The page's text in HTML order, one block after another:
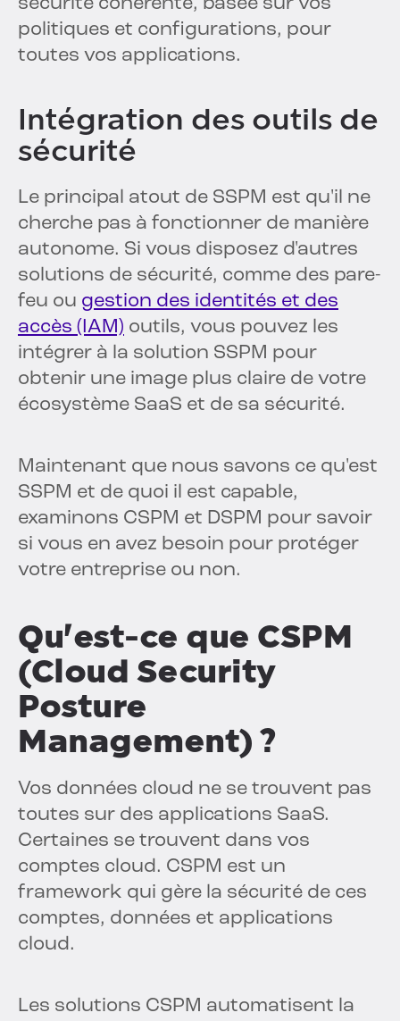
sécurité cohérente, basée sur vos
politiques et configurations, pour
toutes vos applications.
Intégration des outils de
sécurité
Le principal atout de SSPM est qu'il ne
cherche pas à fonctionner de manière
autonome. Si vous disposez d'autres
solutions de sécurité, comme des pare-
feu ou gestion des identités et des
accès (IAM) outils, vous pouvez les
intégrer à la solution SSPM pour
obtenir une image plus claire de votre
écosystème SaaS et de sa sécurité.
Maintenant que nous savons ce qu'est
SSPM et de quoi il est capable,
examinons CSPM et DSPM pour savoir
si vous en avez besoin pour protéger
votre entreprise ou non.
Qu'est-ce que CSPM
(Cloud Security
Posture
Management) ?
Vos données cloud ne se trouvent pas
toutes sur des applications SaaS.
Certaines se trouvent dans vos
comptes cloud. CSPM est un
framework qui gère la sécurité de ces
comptes, données et applications
cloud.
Les solutions CSPM automatisent la